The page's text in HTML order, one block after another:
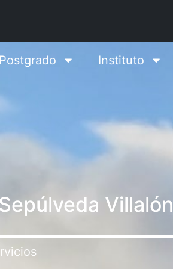
Postgrado Instituto
Villalón